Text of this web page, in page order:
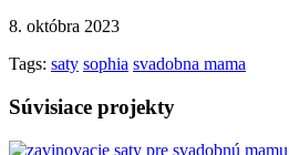
8. októbra 2023
Tags: saty sophia svadobna mama
Súvisiace projekty